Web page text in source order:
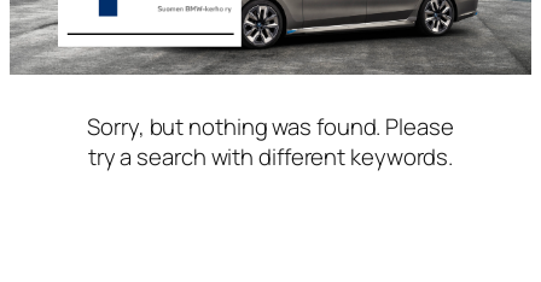
Sorry, but nothing was found. Please
try a search with different keywords.